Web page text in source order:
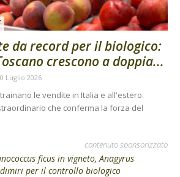
da record per il biologico:
crescono a doppia...
Luglio 2026
le vendite in Italia e all'estero.
che conferma la forza del
contenuto sponsorizzato
ficus in vigneto, Anagyrus
per il controllo biologico